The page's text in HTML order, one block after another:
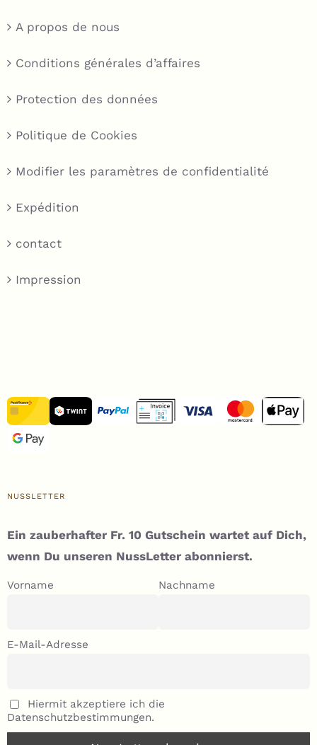
A propos de nous
Conditions générales d’affaires
Protection des données
Politique de Cookies
Modifier les paramètres de confidentialité
Expédition
contact
Impression
NUSSLETTER
Ein zauberhafter Fr. 10 Gutschein wartet auf Dich,
wenn Du unseren NussLetter abonnierst.
Vorname Nachname
E-Mail-Adresse
Hiermit akzeptiere ich die
Datenschutzbestimmungen.